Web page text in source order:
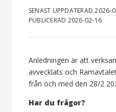
SENAST UPPDATERAD 2026-
PUBLICERAD 2026-02-16
Anledningen är att
avvecklats och
från och med den 28/2
Har du frågor?